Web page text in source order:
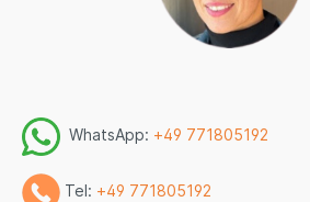
WhatsApp: +49 771805192
Tel: +49 771805192